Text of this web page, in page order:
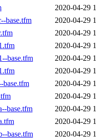
2020-04-29
base.tfm
2020-04-29
2020-04-29
2020-04-29
base.tfm
2020-04-29
2020-04-29
base.tfm
2020-04-29
2020-04-29
base.tfm
2020-04-29
2020-04-29
base.tfm
2020-04-29